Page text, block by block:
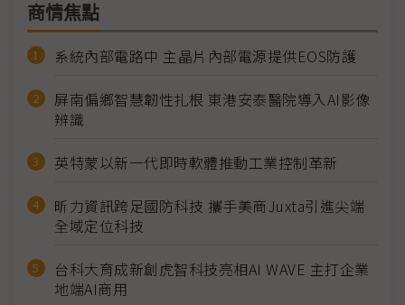
商情焦點
系統內部電路中 主晶片內部電源提供EOS防護
屏南偏鄉智慧韌性扎根 東港安泰醫院導入AI影像
辨識
英特蒙以新一代即時軟體推動工業控制革新
昕力資訊跨足國防科技 攜手美商Juxta引進尖端
全域定位科技
台科大育成新創虎智科技亮相AI WAVE 主打企業
地端AI商用